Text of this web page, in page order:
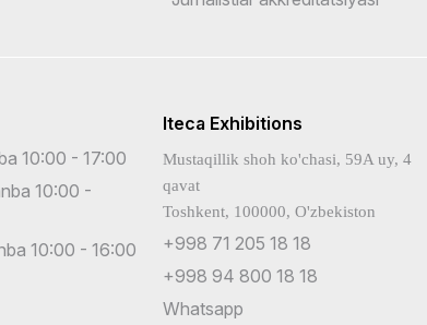
10:00 - 17:00
10:00 -
10:00 - 16:00
Iteca Exhibitions
Mustaqillik shoh ko'chasi, 59A uy, 4
qavat
Toshkent, 100000, O'zbekiston
+998 71 205 18 18
+998 94 800 18 18
Whatsapp